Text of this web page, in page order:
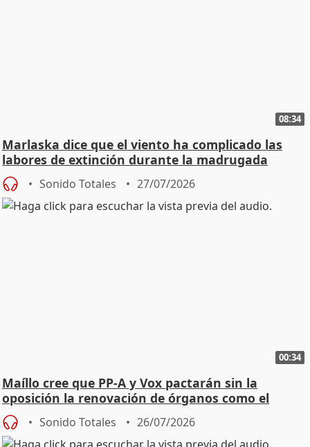
08:34
Marlaska dice que el viento ha complicado las
labores de extinción durante la madrugada
Sonido Totales 27/07/2026
00:34
Maíllo cree que PP-A y Vox pactarán sin la
oposición la renovación de órganos como el
Defensor
Sonido Totales 26/07/2026